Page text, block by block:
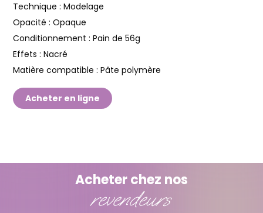
Technique : Modelage
Opacité : Opaque
Conditionnement : Pain de 56g
Effets : Nacré
Matière compatible : Pâte polymère
Acheter en ligne
Acheter chez nos
revendeurs